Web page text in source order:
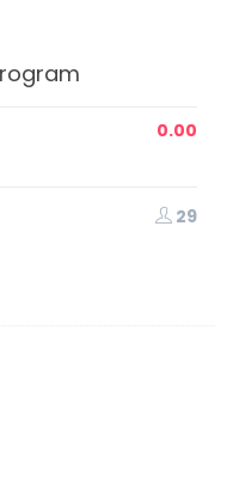
0.00
29